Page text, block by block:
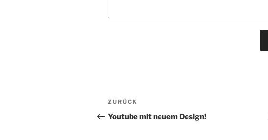
Beitragsnavigation
Vorheriger
Beitrag
ZURÜCK
Youtube mit neuem Design!